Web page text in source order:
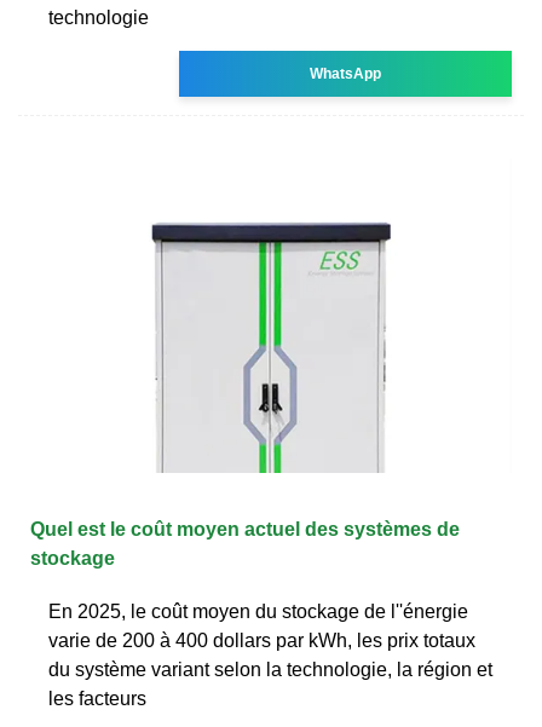
technologie
WhatsApp
Quel est le coût moyen actuel des systèmes de
stockage
En 2025, le coût moyen du stockage de l''énergie
varie de 200 à 400 dollars par kWh, les prix totaux
du système variant selon la technologie, la région et
les facteurs